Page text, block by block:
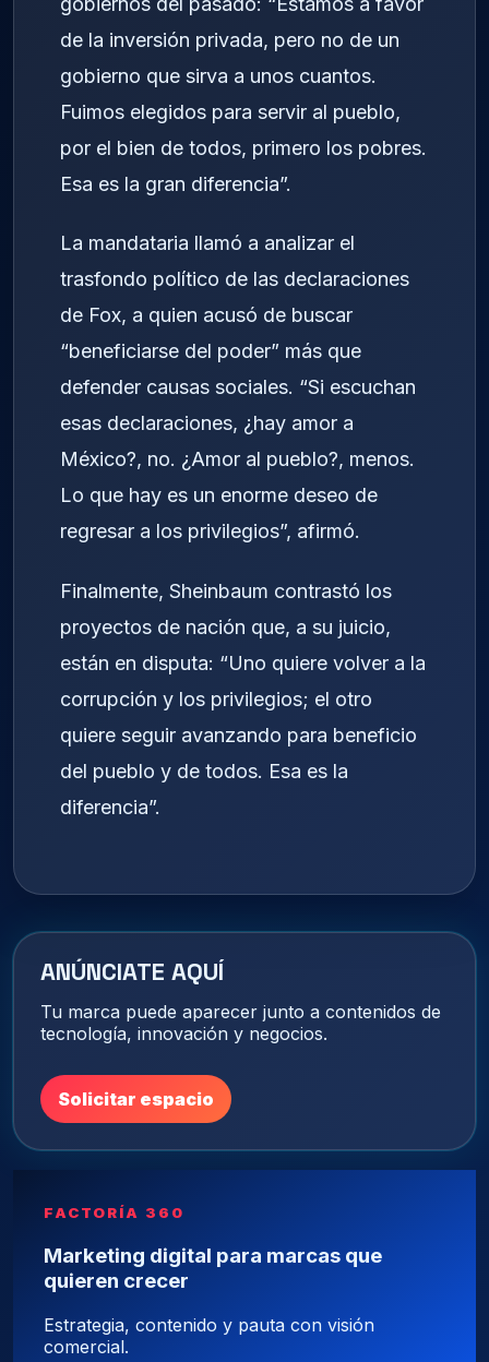
de la inversión privada, pero no de un
gobierno que sirva a unos cuantos.
Fuimos elegidos para servir al pueblo,
por el bien de todos, primero los pobres.
Esa es la gran diferencia”.
La mandataria llamó a analizar el
trasfondo político de las declaraciones
de Fox, a quien acusó de buscar
“beneficiarse del poder” más que
defender causas sociales. “Si escuchan
esas declaraciones, ¿hay amor a
México?, no. ¿Amor al pueblo?, menos.
Lo que hay es un enorme deseo de
regresar a los privilegios”, afirmó.
Finalmente, Sheinbaum contrastó los
proyectos de nación que, a su juicio,
están en disputa: “Uno quiere volver a la
corrupción y los privilegios; el otro
quiere seguir avanzando para beneficio
del pueblo y de todos. Esa es la
diferencia”.
ANÚNCIATE AQUÍ
Tu marca puede aparecer junto a contenidos de
tecnología, innovación y negocios.
Solicitar espacio
FACTORÍA 360
Marketing digital para marcas que
quieren crecer
Estrategia, contenido y pauta con visión
comercial.